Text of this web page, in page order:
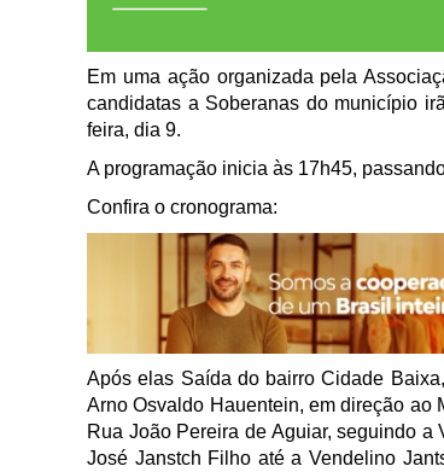
Em uma ação organizada pela
candidatas a Soberanas do município
feira, dia 9.
A programação inicia às 17h45,
Confira o cronograma:
Após elas Saída do bairro Cidade
Arno Osvaldo Hauentein, em direção ao
Rua João Pereira de Aguiar, seguindo
José Janstch Filho até a Vendelino